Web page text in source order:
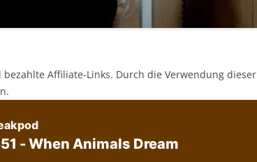
Affiliate-Links. Durch die Verwendung dieser